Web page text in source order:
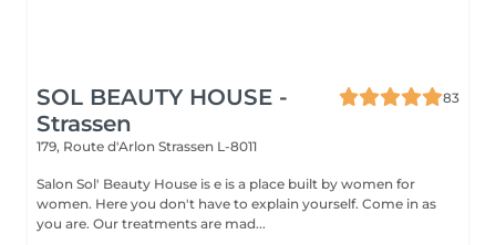
SOL BEAUTY HOUSE -
Strassen
83
179, Route d'Arlon Strassen L-8011
Salon Sol' Beauty House is e is a place built by women for
women. Here you don't have to explain yourself. Come in as
you are. Our treatments are mad...